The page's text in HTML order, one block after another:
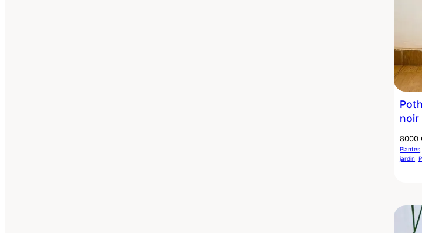
noir
8000
Plantes
jardin
de réduction,